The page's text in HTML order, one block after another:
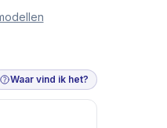
Waar vind ik het?